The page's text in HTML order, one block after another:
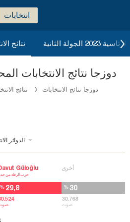
انتخابات
نتائج الجولة الثانية
دوزجا نتائج الانتخابات المحلية 31
نتائج دوزجا نتائج الانتخابات
الدوائر
Güloğlu
حزب الرفاه من
% 29,8
أخرى
%30
30.768
صوت